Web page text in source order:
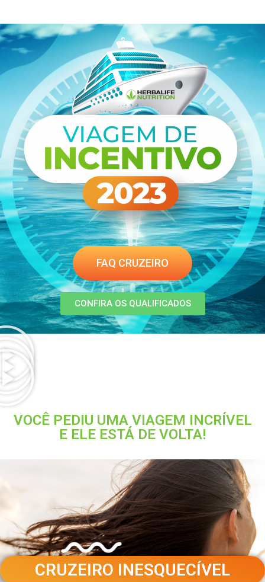
FAQ CRUZEIRO
CONFIRA OS QUALIFICADOS
VOCÊ PEDIU UMA VIAGEM INCRÍVEL
E ELE ESTÁ DE VOLTA!
CRUZEIRO INESQUECÍVEL